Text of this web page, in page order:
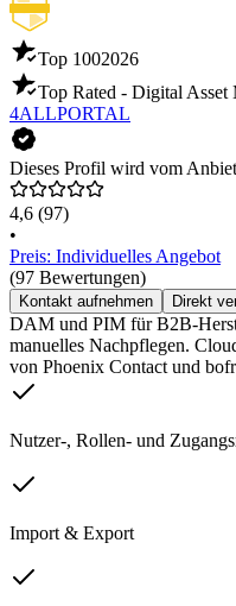
Top 1002026
Top Rated - Digital Asset
4ALLPORTAL
Dieses Profil wird vom
4,6 (97)
•
Preis: Individuelles Angebot
(97 Bewertungen)
Kontakt aufnehmen Direkt
DAM und PIM für B2B-
manuelles Nachpflegen.
von Phoenix Contact und
Nutzer-, Rollen- und
Import & Export